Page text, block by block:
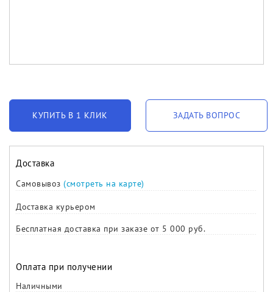
КУПИТЬ В 1 КЛИК ЗАДАТЬ ВОПРОС
Доставка
Самовывоз (смотреть на карте)
Доставка курьером
Бесплатная доставка при заказе от 5 000 руб.
Оплата при получении
Наличными